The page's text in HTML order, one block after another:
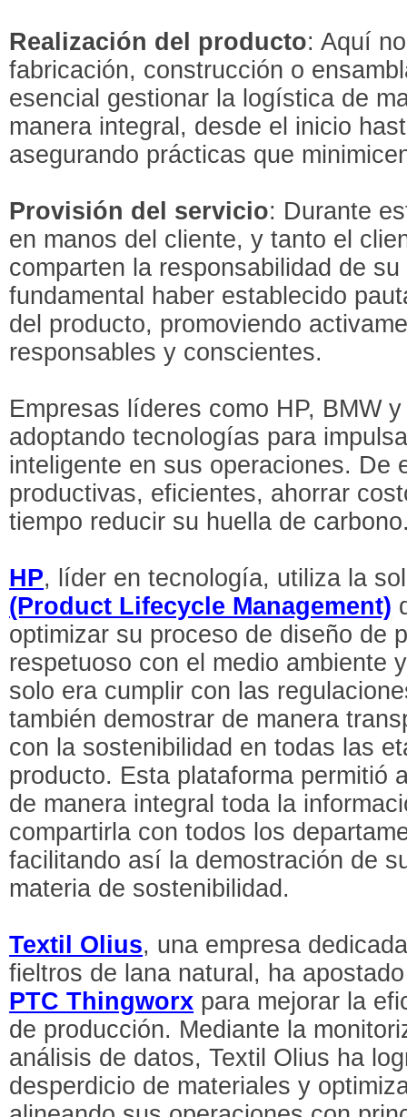
Realización del producto: Aquí
fabricación, construcción o
esencial gestionar la logística de
manera integral, desde el inicio
asegurando prácticas que
Provisión del servicio: Durante
en manos del cliente, y tanto el
comparten la responsabilidad de
fundamental haber establecido
del producto, promoviendo
responsables y conscientes.
Empresas líderes como HP, BMW
adoptando tecnologías para
inteligente en sus operaciones. De
productivas, eficientes, ahorrar
tiempo reducir su huella de
HP, líder en tecnología, utiliza la
(Product Lifecycle Management)
optimizar su proceso de diseño de
respetuoso con el medio ambiente
solo era cumplir con las
también demostrar de manera
con la sostenibilidad en todas las
producto. Esta plataforma permitió
de manera integral toda la
compartirla con todos los
facilitando así la demostración de
materia de sostenibilidad.
Textil Olius, una empresa
fieltros de lana natural, ha
PTC Thingworx para mejorar la
de producción. Mediante la
análisis de datos, Textil Olius ha
desperdicio de materiales y